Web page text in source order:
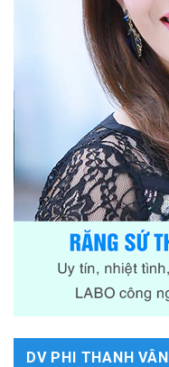
DV PHI THANH VÂN